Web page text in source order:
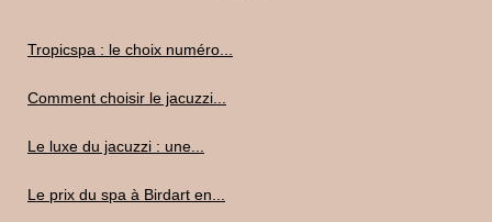
Tropicspa : le choix numéro...
Comment choisir le jacuzzi...
Le luxe du jacuzzi : une...
Le prix du spa à Birdart en...